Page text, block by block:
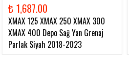
₺ 1,687.00
XMAX 125 XMAX 250 XMAX 300
XMAX 400 Depo Sağ Yan Grenaj
Parlak Siyah 2018-2023